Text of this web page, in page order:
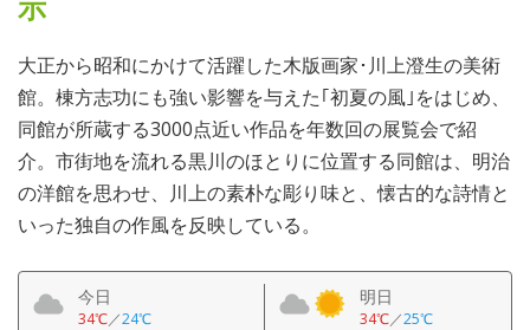
大正から昭和にかけて活躍した木版画家･川上澄生の美術
館。棟方志功にも強い影響を与えた｢初夏の風｣をはじめ、
同館が所蔵する3000点近い作品を年数回の展覧会で紹
介。市街地を流れる黒川のほとりに位置する同館は、明治
の洋館を思わせ、川上の素朴な彫り味と、懐古的な詩情と
いった独自の作風を反映している。
今日
34℃／24℃
明日
34℃／25℃